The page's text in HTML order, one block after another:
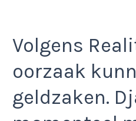
Volgens
oorzaak
geldzaken.